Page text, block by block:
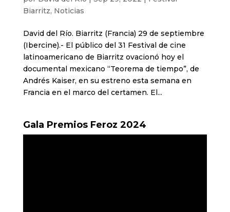
Biarritz, Noticias
David del Río. Biarritz (Francia) 29 de septiembre
(Ibercine).- El público del 31 Festival de cine
latinoamericano de Biarritz ovacionó hoy el
documental mexicano “Teorema de tiempo”, de
Andrés Kaiser, en su estreno esta semana en
Francia en el marco del certamen. El...
Gala Premios Feroz 2024